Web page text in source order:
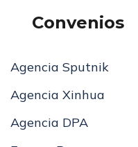
Convenios
Agencia Sputnik
Agencia Xinhua
Agencia DPA